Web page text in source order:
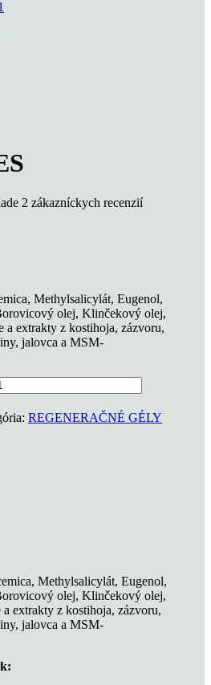
2 zákazníckych recenzií
Methylsalicylát, Eugenol,
olej, Klinčekový olej,
extrakty z kostihoja, zázvoru,
jalovca a MSM-
REGENERAČNÉ GÉLY
Methylsalicylát, Eugenol,
olej, Klinčekový olej,
extrakty z kostihoja, zázvoru,
jalovca a MSM-